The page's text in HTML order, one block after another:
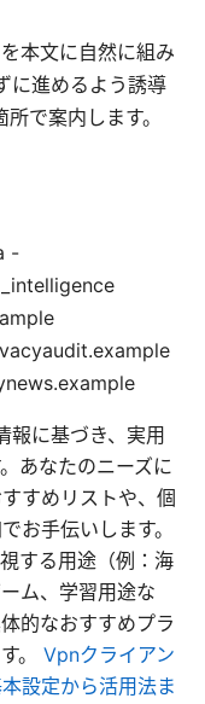
本文に自然に組み
に進めるよう誘導
で案内します。
-
報に基づき、実用
あなたのニーズに
すめリストや、個
お手伝いします。
する用途（例：海
ム、学習用途な
的なおすすめプラ
。 Vpnクライアン
設定から活用法ま